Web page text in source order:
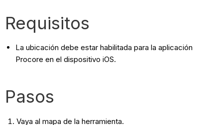
Requisitos
La ubicación debe estar habilitada para la aplicación
Procore en el dispositivo iOS.
Pasos
Vaya al mapa de la herramienta.